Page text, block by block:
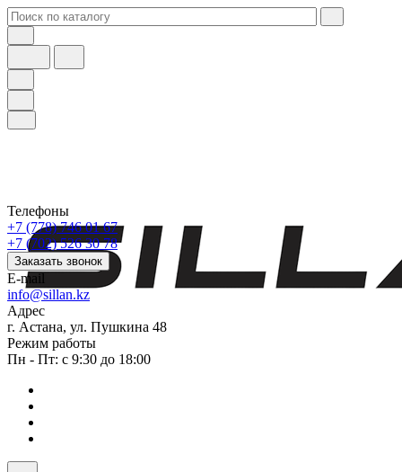
Телефоны
+7 (778) 746 01 67
+7 (702) 526 30 78
Заказать звонок
E-mail
info@sillan.kz
Адрес
г. Астана, ул. Пушкина 48
Режим работы
Пн - Пт: с 9:30 до 18:00